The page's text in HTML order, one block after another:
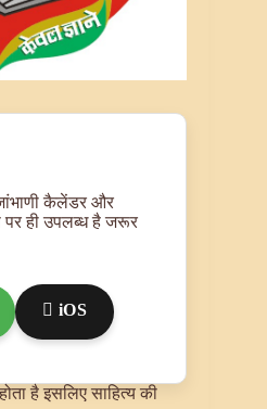
कैलेंडर और
पर ही उपलब्ध है जरूर
 iOS
है इसलिए साहित्य की